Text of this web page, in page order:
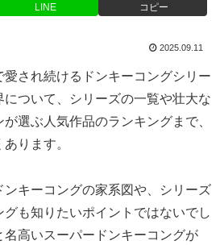
LINE コピー
2025.09.11
され続けるドンキーコングシリー
について、シリーズの一覧や壮大な
選ぶ人気作品のランキングまで、
ります。
ンキーコングの家系図や、シリーズ
グも知りたいポイントではないでし
名高いスーパードンキーコングが